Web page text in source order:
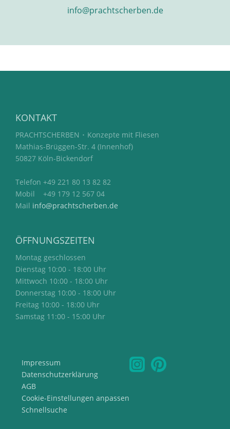
info@prachtscherben.de
KONTAKT
PRACHTSCHERBEN ･ Konzepte mit Fliesen
Mathias-Brüggen-Str. 4 (Innenhof)
50827 Köln-Bickendorf
Telefon +49 221 80 13 82 82
Mobil +49 179 12 567 04
Mail info@prachtscherben.de
ÖFFNUNGSZEITEN
Montag geschlossen
Dienstag 10:00 - 18:00 Uhr
Mittwoch 10:00 - 18:00 Uhr
Donnerstag 10:00 - 18:00 Uhr
Freitag 10:00 - 18:00 Uhr
Samstag 11:00 - 15:00 Uhr
Impressum
Datenschutzerklärung
AGB
Cookie-Einstellungen anpassen
Schnellsuche